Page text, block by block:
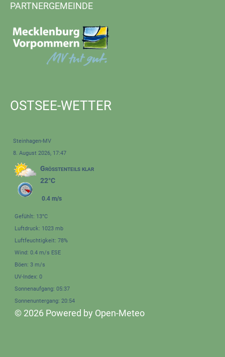
PARTNERGEMEINDE
OSTSEE-WETTER
Steinhagen-MV
8. August 2026, 17:47
Größtenteils klar
22°C
0.4 m/s
Gefühlt: 13°C
Luftdruck: 1023 mb
Luftfeuchtigkeit: 78%
Wind: 0.4 m/s ESE
Böen: 3 m/s
UV-Index: 0
Sonnenaufgang: 05:37
Sonnenuntergang: 20:54
© 2026 Powered by Open-Meteo